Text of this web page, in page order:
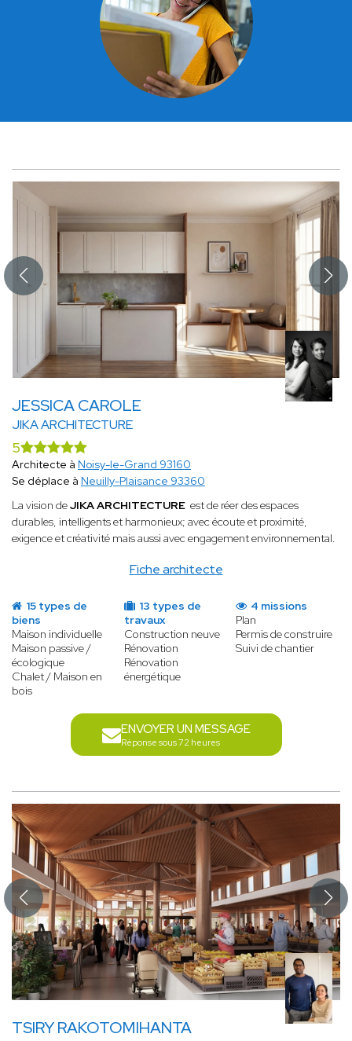
JESSICA CAROLE
JIKA ARCHITECTURE
Fiche architecte
5
Architecte à Noisy-le-Grand 93160
Se déplace à Neuilly-Plaisance 93360
La vision deJIKA ARCHITECTURE est de réer des espaces
durables, intelligents et harmonieux; avec écoute et proximité,
exigence et créativité mais aussi avec engagement environnemental.
15 types de
biens
Maison individuelle
Maison passive /
écologique
Chalet / Maison en
bois
13 types de
travaux
Construction neuve
Rénovation
Rénovation
énergétique
4 missions
Plan
Permis de construire
Suivi de chantier
ENVOYER UN MESSAGE
Réponse sous 72 heures
TSIRY RAKOTOMIHANTA